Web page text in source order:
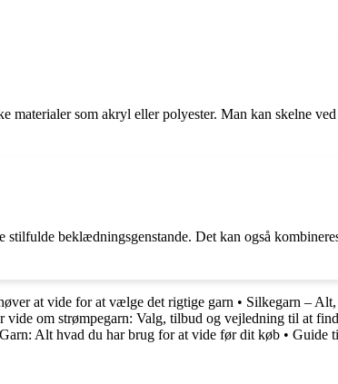
som akryl eller polyester. Man kan skelne
beklædningsgenstande. Det kan også
at vide for at vælge det rigtige garn • Silkegarn –
vide om strømpegarn: Valg, tilbud og vejledning til at
Alt hvad du har brug for at vide før dit køb • Guide